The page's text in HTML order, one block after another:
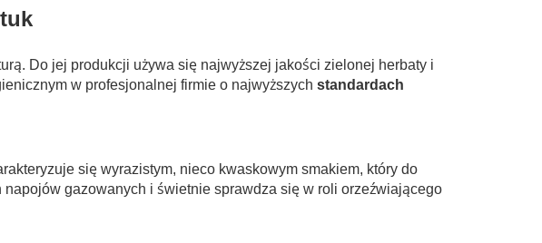
Do jej produkcji używa się najwyższej jakości zielonej herbaty i
w profesjonalnej firmie o najwyższych standardach
się wyrazistym, nieco kwaskowym smakiem, który do
gazowanych i świetnie sprawdza się w roli orzeźwiającego